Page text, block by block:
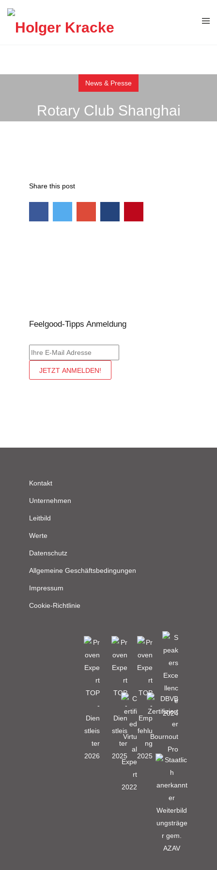
News & Presse
Rotary Club Shanghai
Share this post
Feelgood-Tipps Anmeldung
Kontakt
Unternehmen
Leitbild
Werte
Datenschutz
Allgemeine Geschäftsbedingungen
Impressum
Cookie-Richtlinie